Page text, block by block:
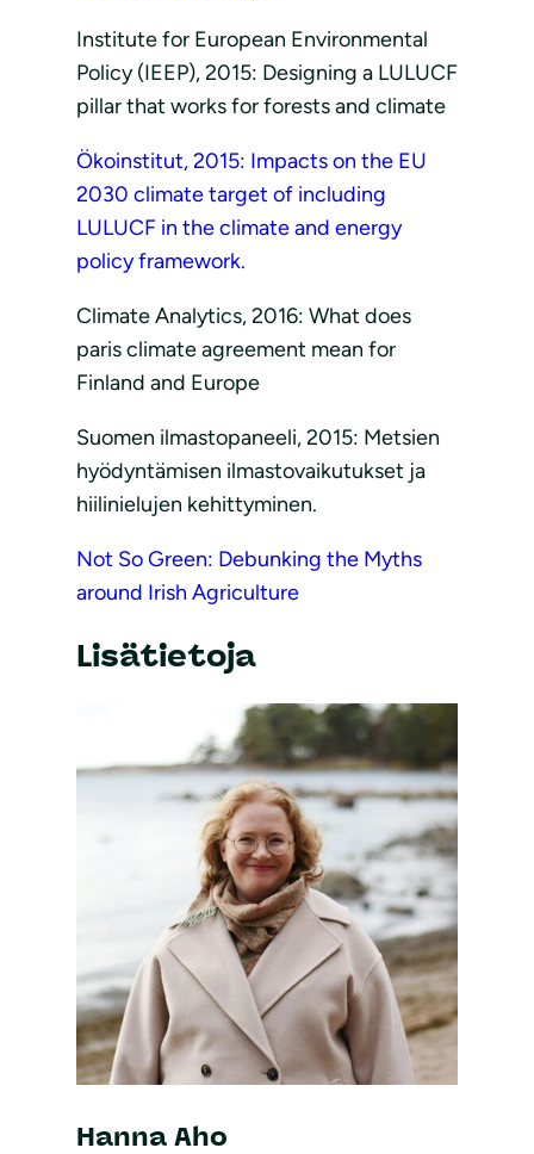
Institute for European Environmental
Policy (IEEP), 2015: Designing a LULUCF
pillar that works for forests and climate
Ökoinstitut, 2015: Impacts on the EU
2030 climate target of including
LULUCF in the climate and energy
policy framework.
Climate Analytics, 2016: What does
paris climate agreement mean for
Finland and Europe
Suomen ilmastopaneeli, 2015: Metsien
hyödyntämisen ilmastovaikutukset ja
hiilinielujen kehittyminen.
Not So Green: Debunking the Myths
around Irish Agriculture
Lisätietoja
Hanna Aho